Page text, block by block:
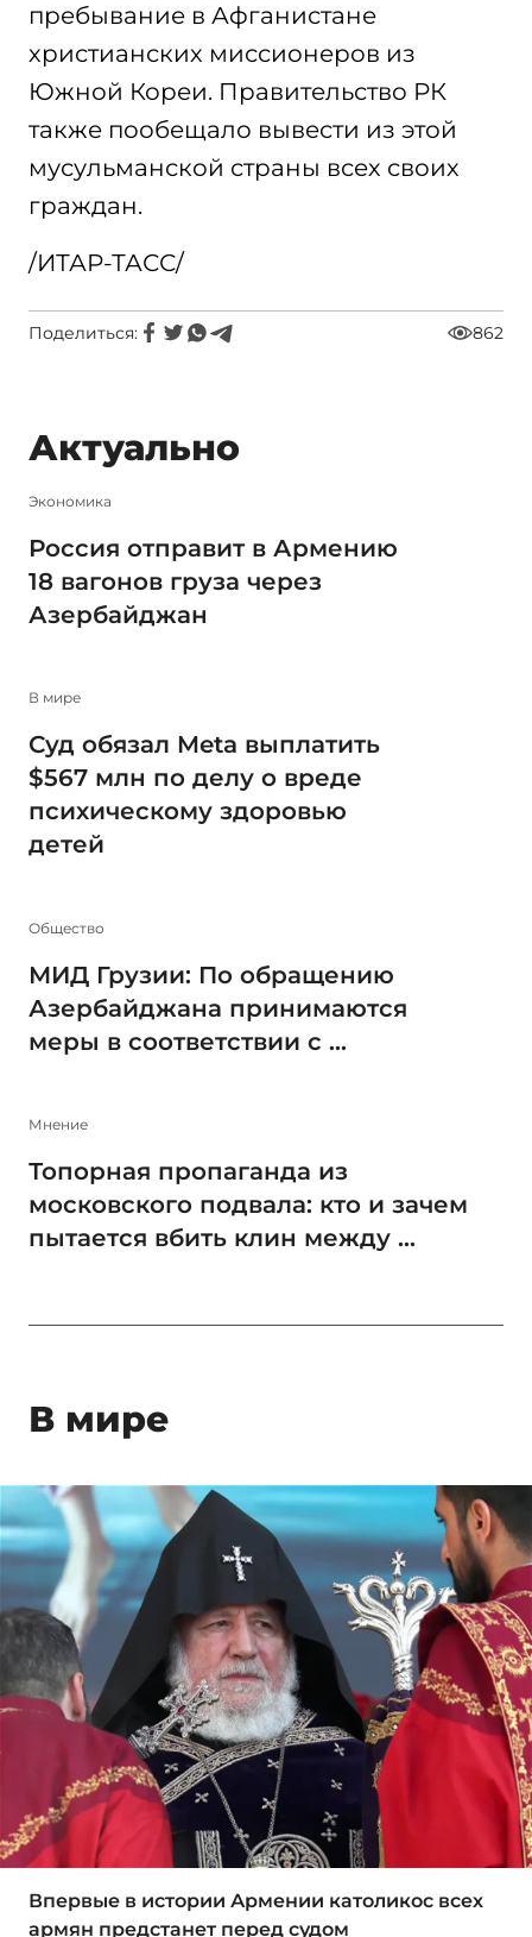
пребывание в Афганистане
христианских миссионеров из
Южной Кореи. Правительство РК
также пообещало вывести из этой
мусульманской страны всех своих
граждан.
/ИТАР-ТАСС/
Поделиться: 862
Актуально
Экономика
Россия отправит в Армению
18 вагонов груза через
Азербайджан
В мире
Суд обязал Meta выплатить
$567 млн по делу о вреде
психическому здоровью
детей
Общество
МИД Грузии: По обращению
Азербайджана принимаются
меры в соответствии с ...
Мнение
Топорная пропаганда из
московского подвала: кто и зачем
пытается вбить клин между ...
В мире
Впервые в истории Армении католикос всех
армян предстанет перед судом